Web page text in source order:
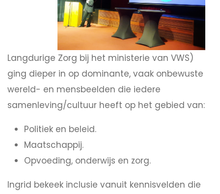
Langdurige Zorg bij het ministerie van VWS)
ging dieper in op dominante, vaak onbewuste
wereld- en mensbeelden die iedere
samenleving/cultuur heeft op het gebied van:
Politiek en beleid.
Maatschappij.
Opvoeding, onderwijs en zorg.
Ingrid bekeek inclusie vanuit kennisvelden die